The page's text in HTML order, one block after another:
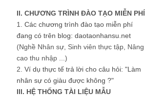
II. CHƯƠNG TRÌNH ĐÀO TẠO MIỄN PHÍ
1. Các chương trình đào tạo miễn phí
đang có trên blog: daotaonhansu.net
(Nghề Nhân sự, Sinh viên thực tập, Nâng
cao thu nhập ...)
2. Ví dụ thực tế trả lời cho câu hỏi: "Làm
nhân sự có giàu được không ?"
III. HỆ THỐNG TÀI LIỆU MẪU